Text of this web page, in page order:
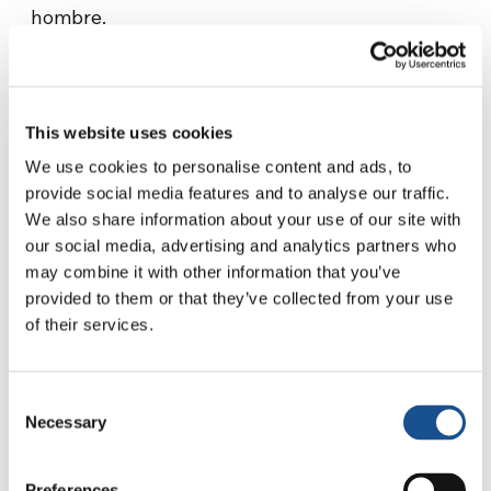
This website uses cookies
We use cookies to personalise content and ads, to
provide social media features and to analyse our traffic.
We also share information about your use of our site with
our social media, advertising and analytics partners who
may combine it with other information that you’ve
provided to them or that they’ve collected from your use
of their services.
Selection
Necessary
hombre.
La naturaleza es creativa al reutilizar todo lo
que no es útil para un ser viviente es
indispensable para otro. Como dice Antoine-
Laurent Lavoisier:En la naturaleza, nada se
crea, nada se destruye, todo se transforma”.Y
así, también nosotros tenemos que aprender a
no dejar rastro de residuos, a vivir el “residuos
cero”.
(Instituto Cero Residuos Brasil)
, que adhiere a
Zero Waste International Aliance, que
Residuos Cero.